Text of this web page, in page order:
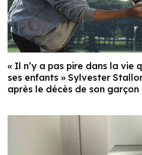
« Il n’y a pas pire dans la vie
ses enfants » Sylvester
après le décès de son garçon